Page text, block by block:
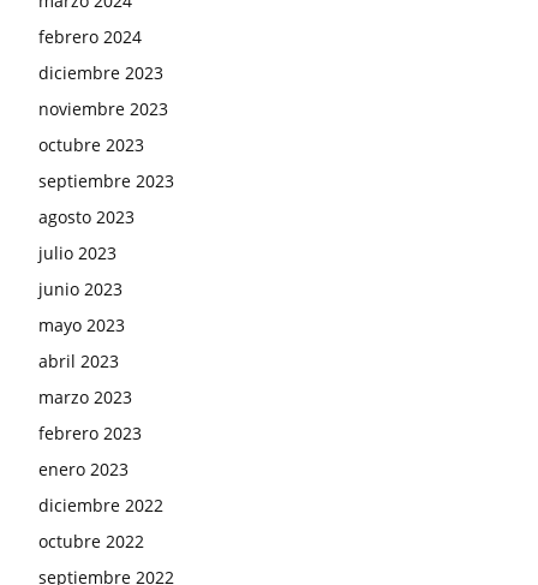
febrero 2024
diciembre 2023
noviembre 2023
octubre 2023
septiembre 2023
agosto 2023
julio 2023
junio 2023
mayo 2023
abril 2023
marzo 2023
febrero 2023
enero 2023
diciembre 2022
octubre 2022
septiembre 2022